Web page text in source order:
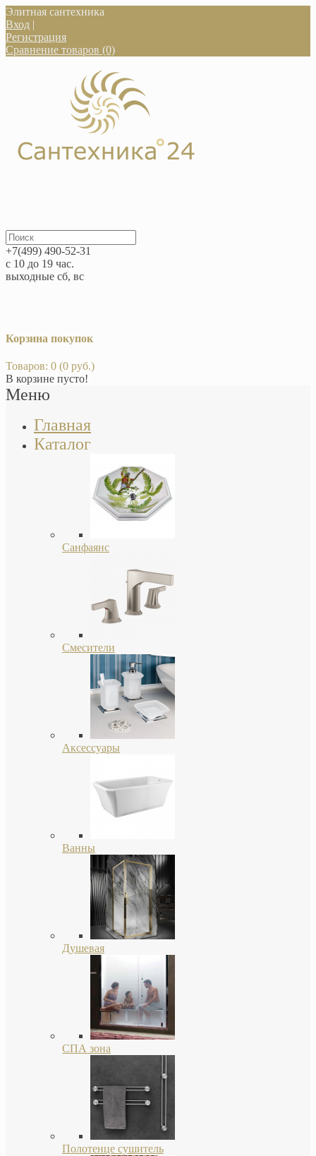
Элитная сантехника
Вход |
Регистрация
Сравнение товаров (0)
+7(499) 490-52-31
с 10 до 19 час.
выходные сб, вс
Корзина покупок
Товаров: 0 (0 руб.)
В корзине пусто!
Меню
Главная
Каталог
Санфаянс
Смесители
Аксессуары
Ванны
Душевая
СПА зона
Полотенце сушитель